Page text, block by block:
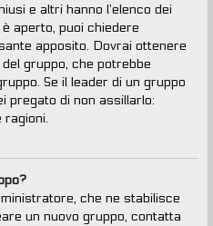
e altri hanno l’elenco dei
aperto, puoi chiedere
apposito. Dovrai ottenere
gruppo, che potrebbe
Se il leader di un gruppo
pregato di non assillarlo:
ragioni.
che ne stabilisce
un nuovo gruppo, contatta